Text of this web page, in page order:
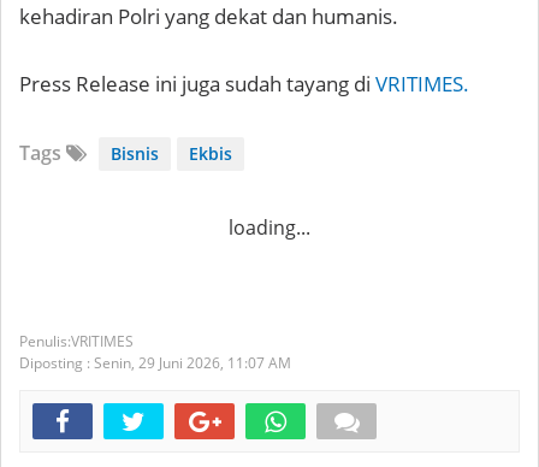
kehadiran Polri yang dekat dan humanis.
Press Release ini juga sudah tayang di VRITIMES.
Tags Bisnis Ekbis
loading...
VRITIMES
Diposting : Senin, 29 Juni 2026, 11:07 AM